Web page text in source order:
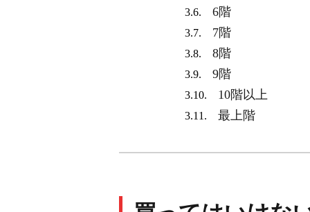
3.6. 6階
3.7. 7階
3.8. 8階
3.9. 9階
3.10. 10階以上
3.11. 最上階